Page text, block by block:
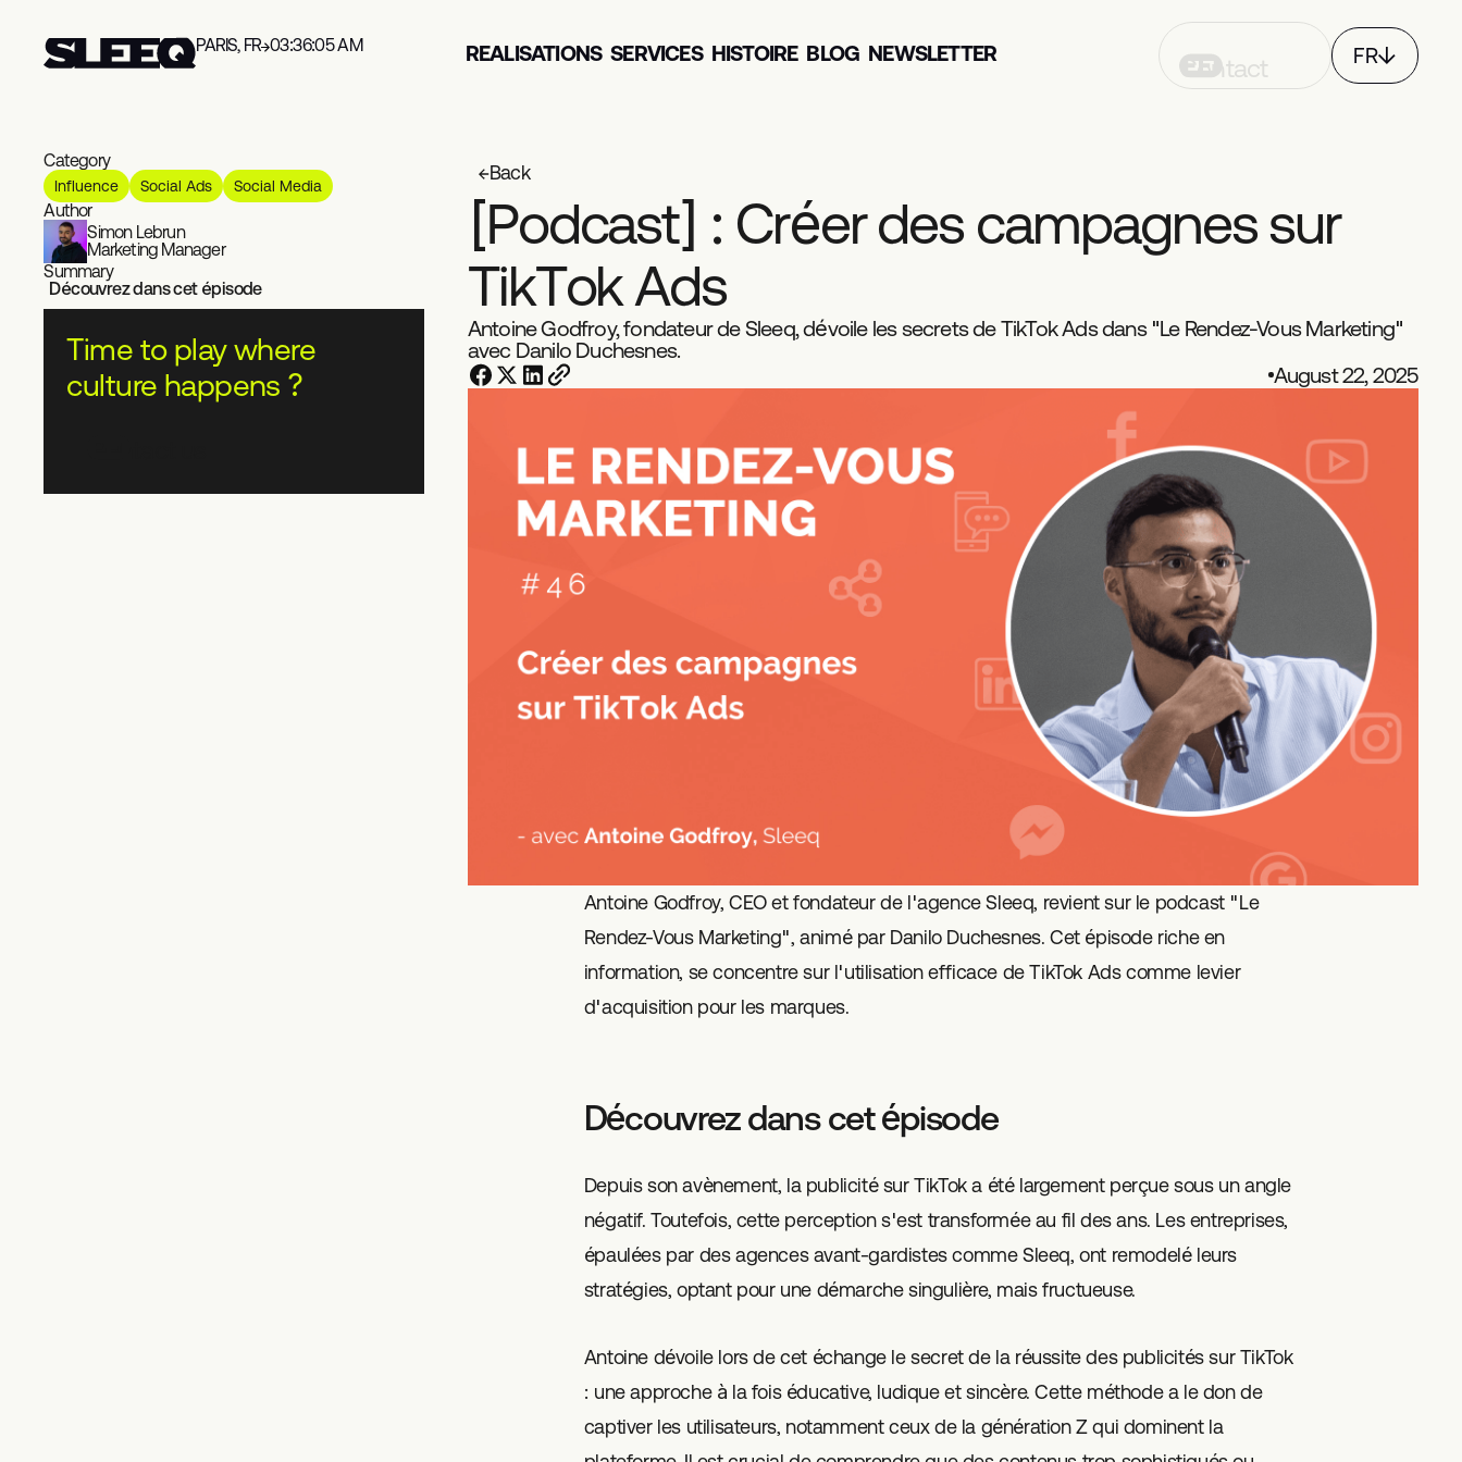
PARIS, FR 03:36:06 AM REALISATIONS SERVICES HISTOIRE BLOG NEWSLETTER Contact
FR
Category
Influence Social Ads Social Media
Author
Simon Lebrun
Marketing Manager
Summary
Découvrez dans cet épisode
Time to play where
culture happens ?
Back
[Podcast] : Créer des campagnessur
TikTokAds
Antoine Godfroy, fondateur de Sleeq, dévoile les secrets de TikTok Ads dans "Le Rendez-Vous Marketing"
avec Danilo Duchesnes.
August 22, 2025
Antoine Godfroy, CEO et fondateur de l'agence Sleeq, revient sur le podcast "Le
Rendez-Vous Marketing", animé par Danilo Duchesnes. Cet épisode riche en
information, se concentre sur l'utilisation efficace de TikTok Ads comme levier
d'acquisition pour les marques.
Découvrez dans cet épisode
Depuis son avènement, la publicité sur TikTok a été largement perçue sous un angle
négatif. Toutefois, cette perception s'est transformée au fil des ans. Les entreprises,
épaulées par des agences avant-gardistes comme Sleeq, ont remodelé leurs
stratégies, optant pour une démarche singulière, mais fructueuse.
Antoine dévoile lors de cet échange le secret de la réussite des publicités sur TikTok
: une approche à la fois éducative, ludique et sincère. Cette méthode a le don de
captiver les utilisateurs, notamment ceux de la génération Z qui dominent la